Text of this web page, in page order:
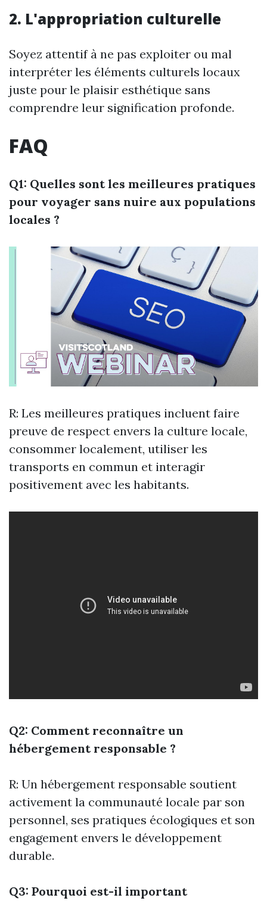
2. L'appropriation culturelle
Soyez attentif à ne pas exploiter ou mal
interpréter les éléments culturels locaux
juste pour le plaisir esthétique sans
comprendre leur signification profonde.
FAQ
Q1: Quelles sont les meilleures pratiques
pour voyager sans nuire aux populations
locales ?
R: Les meilleures pratiques incluent faire
preuve de respect envers la culture locale,
consommer localement, utiliser les
transports en commun et interagir
positivement avec les habitants.
Q2: Comment reconnaître un
hébergement responsable ?
R: Un hébergement responsable soutient
activement la communauté locale par son
personnel, ses pratiques écologiques et son
engagement envers le développement
durable.
Q3: Pourquoi est-il important